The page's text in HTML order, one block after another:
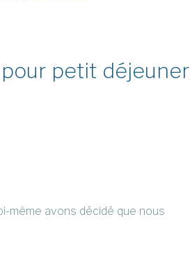
petit déjeuner
même avons décidé que nous